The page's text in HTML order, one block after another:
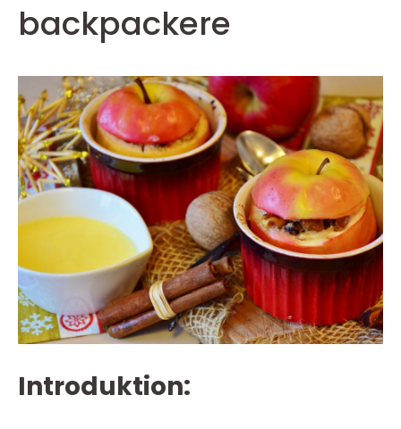
backpackere
Introduktion: